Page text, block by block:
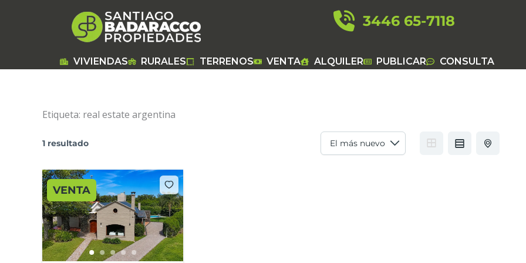
3446 65-7118
VIVIENDAS RURALES TERRENOS VENTA ALQUILER PUBLICAR CONSULTA
Etiqueta: real estate argentina
1 resultado
VENTA